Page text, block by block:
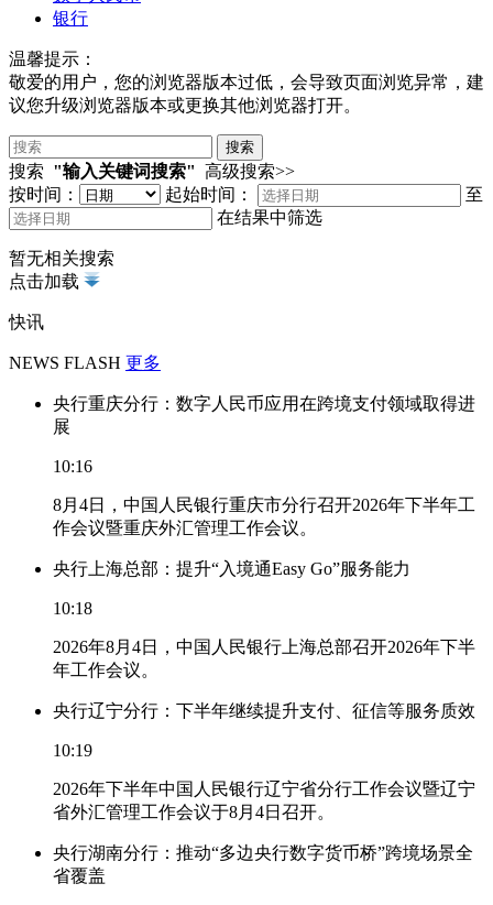
银行
温馨提示：
敬爱的用户，您的浏览器版本过低，会导致页面浏览异常，建
议您升级浏览器版本或更换其他浏览器打开。
搜索 "输入关键词搜索" 高级搜索>>
按时间：
起始时间：
至
在结果中筛选
暂无相关搜索
点击加载
快讯
NEWS FLASH 更多
央行重庆分行：数字人民币应用在跨境支付领域取得进
展
10:16
8月4日，中国人民银行重庆市分行召开2026年下半年工
作会议暨重庆外汇管理工作会议。
央行上海总部：提升“入境通Easy Go”服务能力
10:18
2026年8月4日，中国人民银行上海总部召开2026年下半
年工作会议。
央行辽宁分行：下半年继续提升支付、征信等服务质效
10:19
2026年下半年中国人民银行辽宁省分行工作会议暨辽宁
省外汇管理工作会议于8月4日召开。
央行湖南分行：推动“多边央行数字货币桥”跨境场景全
省覆盖